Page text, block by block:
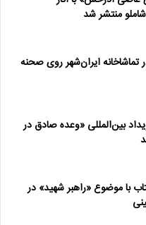
منتشر شد
تماشاخانه ایران‌شهر روی صحنه
بین‌المللی «وعده صادق در
کتاب با موضوع «راهبر شهید» در